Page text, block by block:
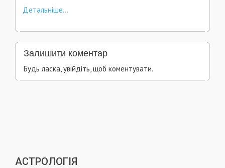
Детальніше...
Залишити коментар
Будь ласка, увійдіть, щоб коментувати.
АСТРОЛОГІЯ